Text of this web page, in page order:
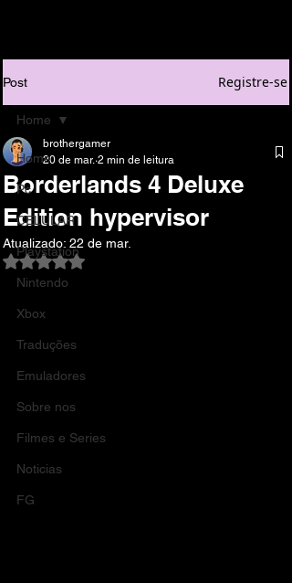
Post Registre-se
Home
Pc
CELULAR
Playstation
Nintendo
Xbox
Traduções
Emuladores
Sobre nos
Filmes e Series
Noticias
FG
Home
Borderlands 4 Deluxe
Edition hypervisor
brothergamer
20 de mar. 2 min de leitura
Atualizado: 22 de mar.
Avaliado com NaN de 5 estrelas.